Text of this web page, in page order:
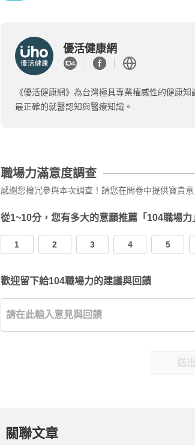
優活健康網
《優活健康網》為台灣極具專業權威性的健康
最正確的就醫認知與醫療知識。
職場力滿意度調查
感謝您撥冗參與本次調查！請您在問卷中提供寶貴
從1~10分，您有多大的意願推薦「104職場力
1 2 3 4 5
歡迎留下給104職場力的建議與回饋
送出
關聯文章